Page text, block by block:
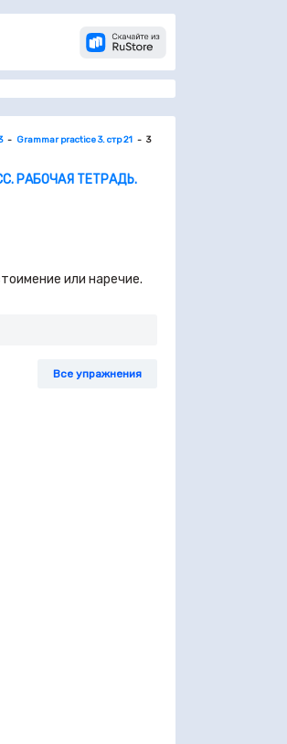
Grammar practice 3. стр 21 3
РАБОЧАЯ ТЕТРАДЬ.
или наречие.
Все упражнения